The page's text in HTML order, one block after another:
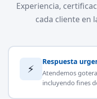
Experiencia,
cada cliente en
⚡
Respuesta
Atendemos
incluyendo fines